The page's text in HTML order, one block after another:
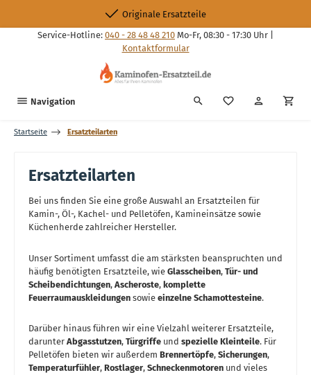
Originale Ersatzteile
Service-Hotline: 040 - 28 48 48 210 Mo-Fr, 08:30 - 17:30 Uhr |
Kontaktformular
Navigation Du hast 0
Startseite Ersatzteilarten
Ersatzteilarten
Bei uns finden Sie eine große Auswahl an Ersatzteilen für
Kamin-, Öl-, Kachel- und Pelletöfen, Kamineinsätze sowie
Küchenherde zahlreicher Hersteller.
Unser Sortiment umfasst die am stärksten beanspruchten und
häufig benötigten Ersatzteile, wie Glasscheiben, Tür- und
Scheibendichtungen, Ascheroste, komplette
Feuerraumauskleidungen sowie einzelne Schamottesteine.
Darüber hinaus führen wir eine Vielzahl weiterer Ersatzteile,
darunter Abgasstutzen, Türgriffe und spezielle Kleinteile. Für
Pelletöfen bieten wir außerdem Brennertöpfe, Sicherungen,
Temperaturfühler, Rostlager, Schneckenmotoren und vieles